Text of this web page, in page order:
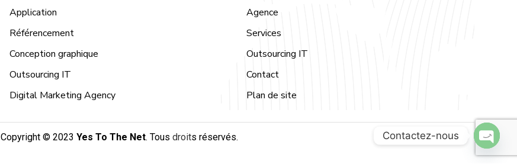
Application
Référencement
Conception graphique
Outsourcing IT
Digital Marketing Agency
Agence
Services
Outsourcing IT
Contact
Plan de site
Copyright © 2023 Yes To The Net. Tous droits réservés. Contactez-nous
O